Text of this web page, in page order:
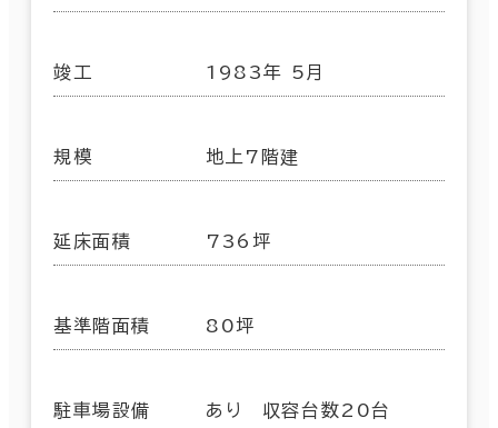
竣工 1983年 5月
規模 地上7階建
延床面積 736坪
基準階面積 80坪
駐車場設備 あり 収容台数20台